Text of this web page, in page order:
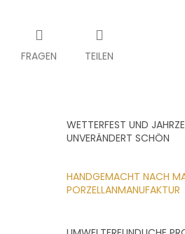
FRAGEN TEILEN
WETTERFEST UND
UNVERÄNDERT SCHÖN
HANDGEMACHT NACH
PORZELLANMANUFAKTUR